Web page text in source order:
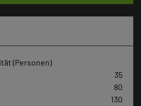
(Personen)
35
80
130